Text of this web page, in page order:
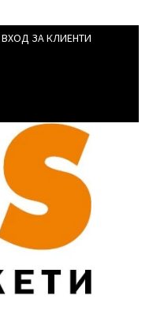
ВХОД ЗА КЛИЕНТИ